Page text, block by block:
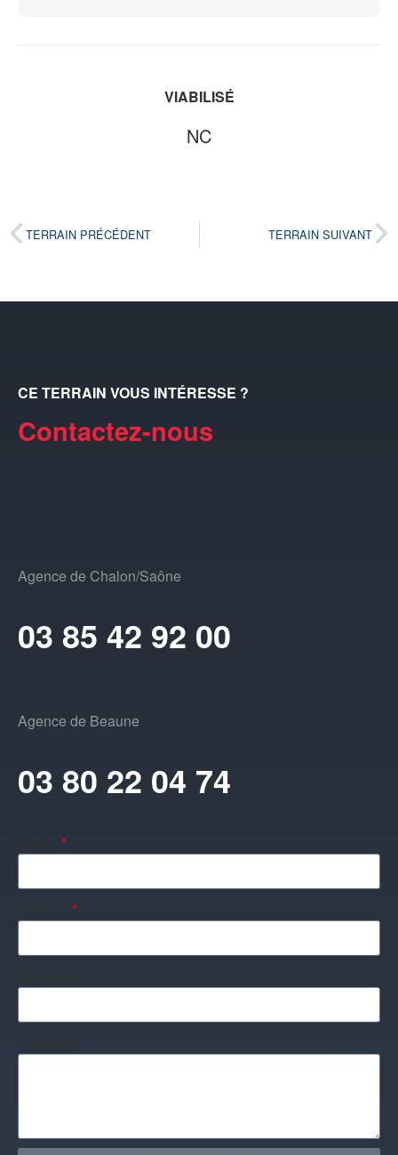
VIABILISÉ
NC
TERRAIN PRÉCÉDENT TERRAIN SUIVANT
CE TERRAIN VOUS INTÉRESSE ?
Contactez-nous
Agence de Chalon/Saône
03 85 42 92 00
Agence de Beaune
03 80 22 04 74